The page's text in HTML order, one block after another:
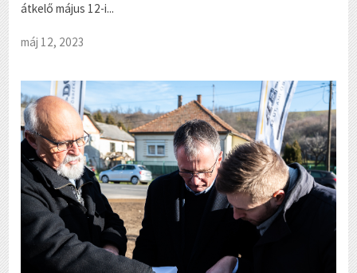
átkelő május 12-i...
máj 12, 2023